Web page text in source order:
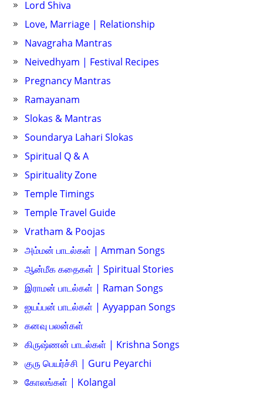
Lord Shiva
Love, Marriage | Relationship
Navagraha Mantras
Neivedhyam | Festival Recipes
Pregnancy Mantras
Ramayanam
Slokas & Mantras
Soundarya Lahari Slokas
Spiritual Q & A
Spirituality Zone
Temple Timings
Temple Travel Guide
Vratham & Poojas
அம்மன் பாடல்கள் | Amman Songs
ஆன்மீக கதைகள் | Spiritual Stories
இராமன் பாடல்கள் | Raman Songs
ஐயப்பன் பாடல்கள் | Ayyappan Songs
கனவு பலன்கள்
கிருஷ்ணன் பாடல்கள் | Krishna Songs
குரு பெயர்ச்சி | Guru Peyarchi
கோலங்கள் | Kolangal